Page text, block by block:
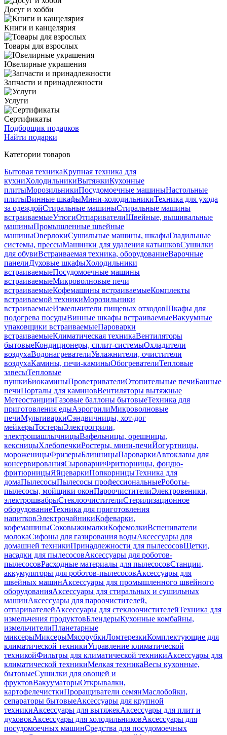
Досуг и хобби
Книги и канцелярия
Товары для взрослых
Ювелирные украшения
Запчасти и принадлежности
Услуги
Сертификаты
Подборщик подарков
Найти подарки
Категории товаров
Бытовая техникаКрупная техника для
кухниХолодильникиВытяжкиКухонные
плитыМорозильникиПосудомоечные машиныНастольные
плитыВинные шкафыМини-холодильникиТехника для ухода
за одеждойСтиральные машиныСтиральные машины
встраиваемыеУтюгиОтпаривателиШвейные, вышивальные
машиныПромышленные швейные
машиныОверлокиСушильные машины, шкафыГладильные
системы, прессыМашинки для удаления катышковСушилки
для обувиВстраиваемая техника, оборудованиеВарочные
панелиДуховые шкафыХолодильники
встраиваемыеПосудомоечные машины
встраиваемыеМикроволновые печи
встраиваемыеКофемашины встраиваемыеКомплекты
встраиваемой техникиМорозильники
встраиваемыеИзмельчители пищевых отходовШкафы для
подогрева посудыВинные шкафы встраиваемыеВакуумные
упаковщики встраиваемыеПароварки
встраиваемыеКлиматическая техникаВентиляторы
бытовыеКондиционеры, сплит-системыОхладители
воздухаВодонагревателиУвлажнители, очистители
воздухаКамины, печи-каминыОбогревателиТепловые
завесыТепловые
пушкиБиокаминыПроветривателиОтопительные печиБанные
печиПорталы для каминовВентиляторы вытяжные
МетеостанцииГазовые баллоны бытовыеТехника для
приготовления едыАэрогрилиМикроволновые
печиМультиваркиСэндвичницы, хот-дог
мейкерыТостерыЭлектрогрили,
электрошашлычницыВафельницы, орешницы,
кексницыХлебопечкиРостеры, мини-печиЙогуртницы,
мороженицыФризерыБлинницыПароваркиАвтоклавы для
консервированияСыроварниФритюрницы, фондю-
фритюрницыЯйцеваркиПопкорницыТехника для
домаПылесосыПылесосы профессиональныеРоботы-
пылесосы, мойщики оконПароочистителиЭлектровеники,
электрошвабрыСтеклоочистителиСтерилизационное
оборудованиеТехника для приготовления
напитковЭлектрочайникиКофеварки,
кофемашиныСоковыжималкиКофемолкиВспениватели
молокаСифоны для газирования водыАксессуары для
домашней техникиПринадлежности для пылесосовЩетки,
насадки для пылесосовАксессуары для роботов-
пылесосовРасходные материалы для пылесосовСтанции,
аккумуляторы для роботов-пылесосовАксессуары для
швейных машинАксессуары для промышленного швейного
оборудованияАксессуары для стиральных и сушильных
машинАксессуары для пароочистителей,
отпаривателейАксессуары для стеклоочистителейТехника для
измельчения продуктовБлендерыКухонные комбайны,
измельчителиПланетарные
миксерыМиксерыМясорубкиЛомтерезкиКомплектующие для
климатической техникиУправление климатической
техникойФильтры для климатической техникиАксессуары для
климатической техникиМелкая техникаВесы кухонные,
бытовыеСушилки для овощей и
фруктовВакууматорыОткрывалки,
картофелечисткиПроращиватели семянМаслобойки,
сепараторы бытовыеАксессуары для крупной
техникиАксессуары для вытяжекАксессуары для плит и
духовокАксессуары для холодильниковАксессуары для
посудомоечных машинСредства для посудомоечных